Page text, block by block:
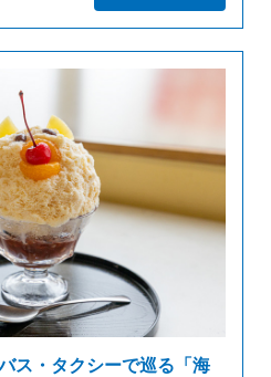
ス・タクシーで巡る「海